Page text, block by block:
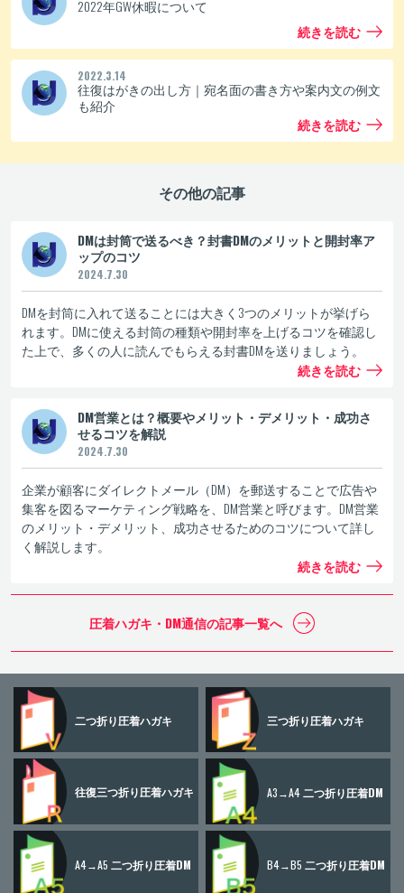
2022年GW休暇について
続きを読む
2022.3.14
往復はがきの出し方｜宛名面の書き方や案内文の例文
も紹介
続きを読む
その他の記事
DMは封筒で送るべき？封書DMのメリットと開封率ア
ップのコツ
2024.7.30
DMを封筒に入れて送ることには大きく3つのメリットが挙げら
れます。DMに使える封筒の種類や開封率を上げるコツを確認し
た上で、多くの人に読んでもらえる封書DMを送りましょう。
続きを読む
DM営業とは？概要やメリット・デメリット・成功さ
せるコツを解説
2024.7.30
企業が顧客にダイレクトメール（DM）を郵送することで広告や
集客を図るマーケティング戦略を、DM営業と呼びます。DM営業
のメリット・デメリット、成功させるためのコツについて詳し
く解説します。
続きを読む
圧着ハガキ・DM通信の記事一覧へ
二つ折り圧着ハガキ 三つ折り圧着ハガキ
往復三つ折り圧着ハガキ A3→A4二つ折り圧着DM
A4→A5 二つ折り圧着DM B4→B5 二つ折り圧着DM